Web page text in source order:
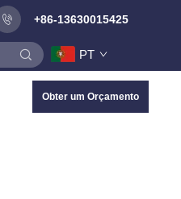
+86-13630015425
PT
Obter um Orçamento